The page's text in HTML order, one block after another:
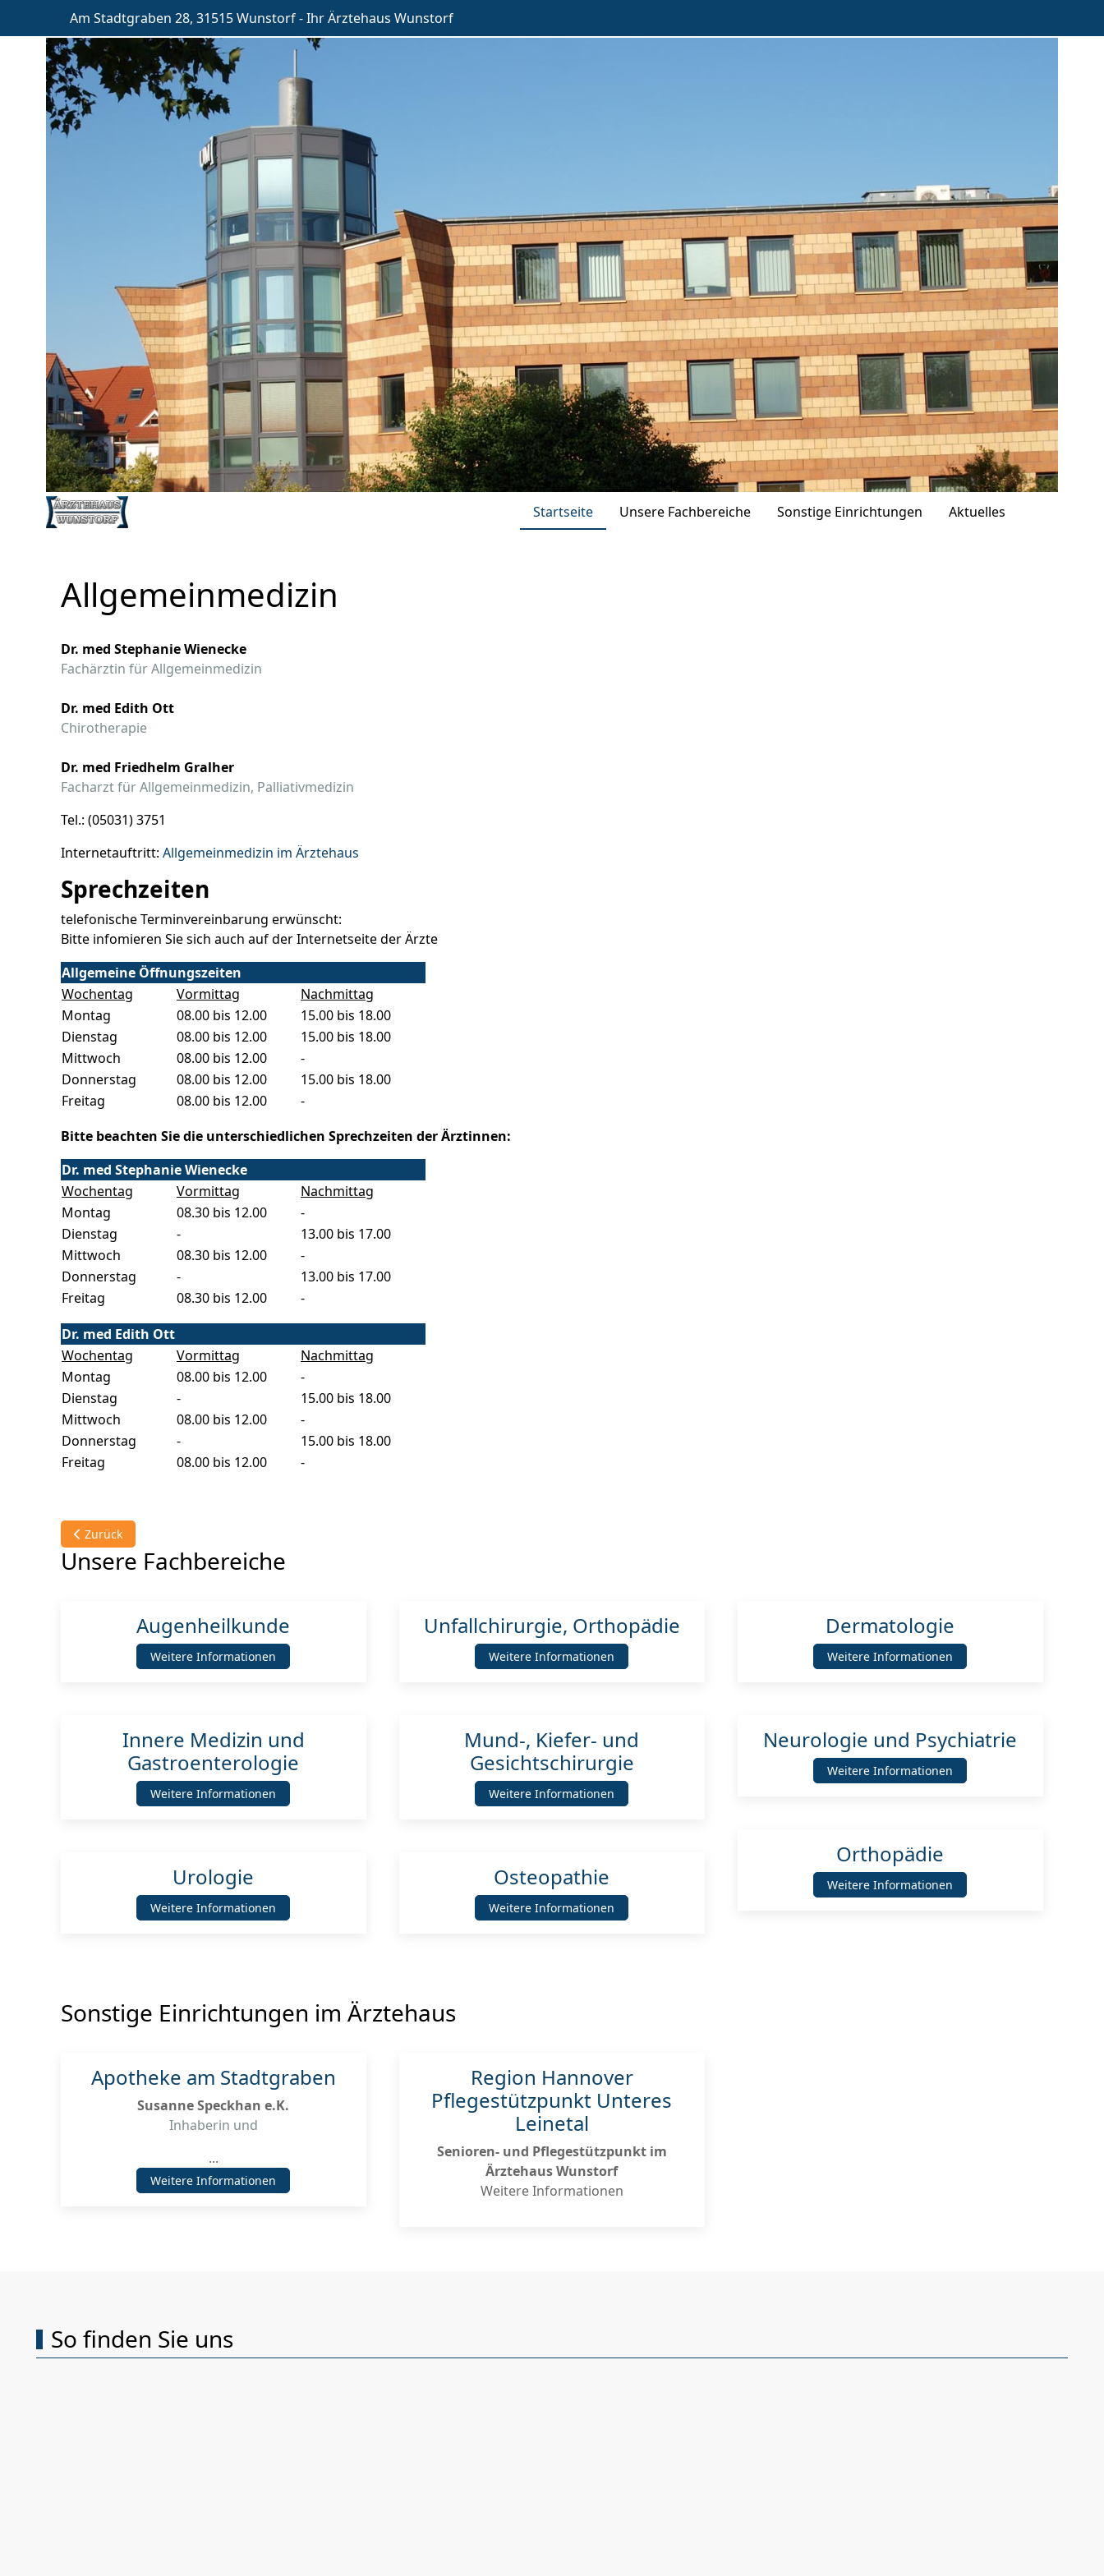
Am Stadtgraben 28, 31515 Wunstorf - Ihr Ärztehaus Wunstorf
Startseite Unsere Fachbereiche Sonstige Einrichtungen Aktuelles
Allgemeinmedizin
Dr. med Stephanie Wienecke
Fachärztin für Allgemeinmedizin
Dr. med Edith Ott
Chirotherapie
Dr. med Friedhelm Gralher
Facharzt für Allgemeinmedizin, Palliativmedizin
Tel.: (05031) 3751
Internetauftritt: Allgemeinmedizin im Ärztehaus
Sprechzeiten
telefonische Terminvereinbarung erwünscht:
Bitte infomieren Sie sich auch auf der Internetseite der Ärzte
Allgemeine Öffnungszeiten
Wochentag
Vormittag
Nachmittag
Montag
08.00 bis 12.00
15.00 bis 18.00
Dienstag
08.00 bis 12.00
15.00 bis 18.00
Mittwoch
08.00 bis 12.00
-
Donnerstag
08.00 bis 12.00
15.00 bis 18.00
Freitag
08.00 bis 12.00
-
Bitte beachten Sie die unterschiedlichen Sprechzeiten der Ärztinnen:
Dr. med Stephanie Wienecke
Wochentag
Vormittag
Nachmittag
Montag
08.30 bis 12.00
-
Dienstag
-
13.00 bis 17.00
Mittwoch
08.30 bis 12.00
-
Donnerstag
-
13.00 bis 17.00
Freitag
08.30 bis 12.00
-
Dr. med Edith Ott
Wochentag
Vormittag
Nachmittag
Montag
08.00 bis 12.00
-
Dienstag
-
15.00 bis 18.00
Mittwoch
08.00 bis 12.00
-
Donnerstag
-
15.00 bis 18.00
Freitag
08.00 bis 12.00 -
Vorheriger Beitrag: Augenheilkunde
Zurück
Unsere Fachbereiche
Augenheilkunde
Weitere Informationen
Unfallchirurgie, Orthopädie
Weitere Informationen
Dermatologie
Weitere Informationen
Innere Medizin und
Gastroenterologie
Weitere Informationen
Mund-, Kiefer- und
Gesichtschirurgie
Weitere Informationen
Neurologie und Psychiatrie
Weitere Informationen
Orthopädie
Weitere Informationen
Urologie
Weitere Informationen
Osteopathie
Weitere Informationen
Sonstige Einrichtungen im Ärztehaus
Apotheke am Stadtgraben
Susanne Speckhan e.K.
Inhaberin und
...
Weitere Informationen
Region Hannover
Pflegestützpunkt Unteres
Leinetal
Senioren- und Pflegestützpunkt im
Ärztehaus Wunstorf
Weitere Informationen
So finden Sie uns